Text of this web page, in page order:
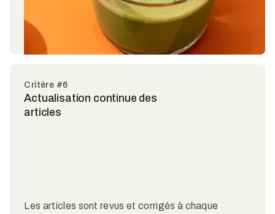
Critère #6
Actualisation continue des
articles
Les articles sont revus et corrigés à chaque